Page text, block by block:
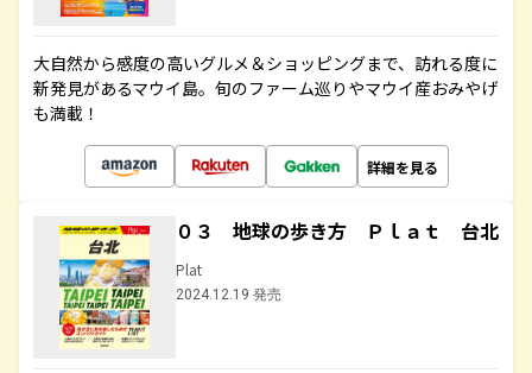
大自然から感度の高いグルメ＆ショッピングまで、訪れる度に
新発見があるマウイ島。旬のファーム巡りやマウイ産おみやげ
も満載！
詳細を見る
０３ 地球の歩き方 Ｐｌａｔ 台北
Plat
2024.12.19 発売